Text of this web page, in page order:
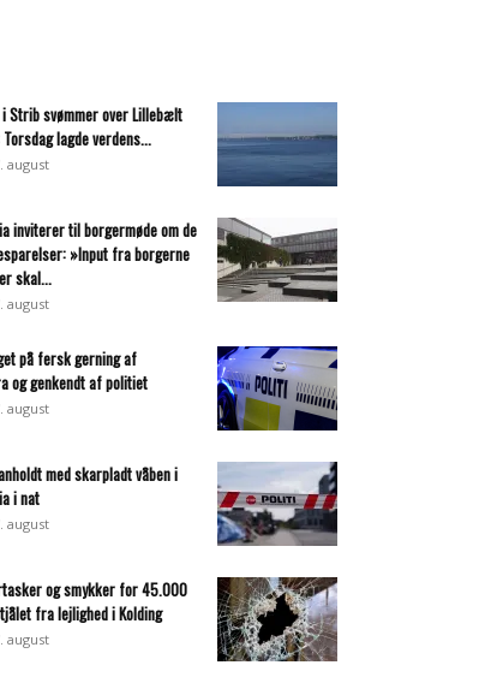
i Strib svømmer over Lillebælt
lagde verdens...
august
inviterer til borgermøde om de
»Input fra borgerne
skal...
august
på fersk gerning af
og genkendt af politiet
august
med skarpladt våben i
i nat
august
og smykker for 45.000
fra lejlighed i Kolding
august